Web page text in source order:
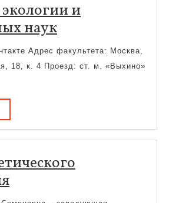
и
наукФакультет
экологии
и
Адрес факультета: Москва,
18, к. 4 Проезд: ст. м. «Выхино»
Школа
эстетического